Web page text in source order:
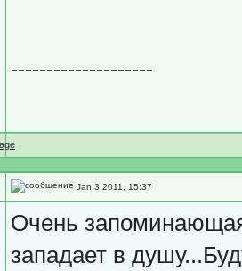
--------------------
Jan 3 2011, 15:37
Очень
западает в